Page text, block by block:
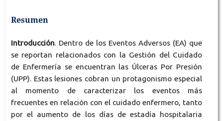
Resumen
Introducción. Dentro de los Eventos Adversos (EA) que
se reportan relacionados con la Gestión del Cuidado
de Enfermería se encuentran las Úlceras Por Presión
(UPP). Estas lesiones cobran un protagonismo especial
al momento de caracterizar los eventos más
frecuentes en relación con el cuidado enfermero, tanto
por el aumento de los días de estadía hospitalaria